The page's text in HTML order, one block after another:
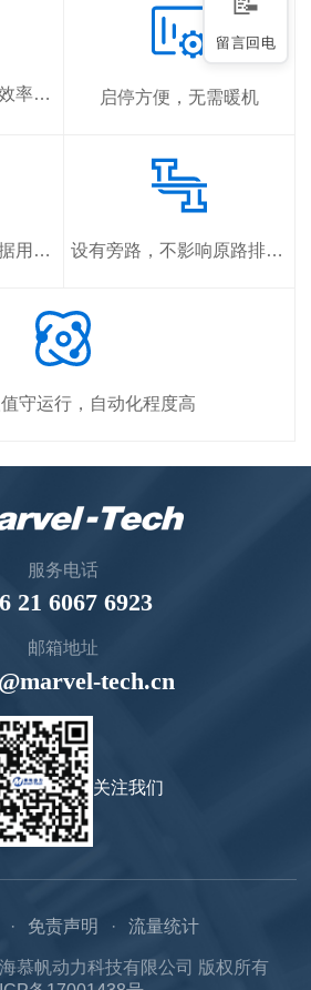
采用高效叶片型线，效率85-89% 启停方便，无需暖机
定制化设计，完全根据用户气体参数非标设计 设有旁路，不影响原路排空和下游工艺流程
守运行，自动化程度高
服务电话
21 6067 6923
邮箱地址
tech.cn
关注我们
免责声明 流量统计
慕帆动力科技有限公司 版权所有
留言回电